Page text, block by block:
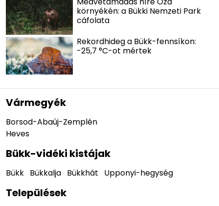
környékén: a Bükki Nemzeti Park
cáfolata
Rekordhideg a Bükk-fennsíkon:
-25,7 °C-ot mértek
Vármegyék
Borsod-Abaúj-Zemplén
Heves
Bükk-vidéki kistájak
Bükk Bükkalja Bükkhát Upponyi-hegység
Települések